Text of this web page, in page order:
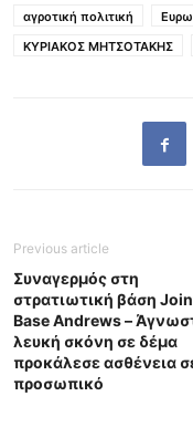
αγροτική πολιτική
ΚΥΡΙΑΚΟΣ ΜΗΤΣΟΤΑΚΗΣ
Previous article
Συναγερμός στη
στρατιωτική βάση
Base Andrews –
λευκή σκόνη σε δέμα
προκάλεσε ασθένεια
προσωπικό